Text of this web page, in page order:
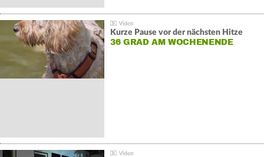
Kurze Pause vor der nächsten Hitze
36 GRAD AM WOCHENENDE